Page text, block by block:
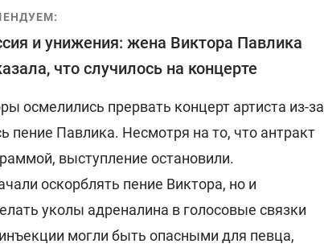
и унижения: жена Виктора Павлика
что случилось на концерте
осмелились прервать концерт артиста из-за
пение Павлика. Несмотря на то, что антракт
выступление остановили.
оскорблять пение Виктора, но и
уколы адреналина в голосовые связки
могли быть опасными для певца,